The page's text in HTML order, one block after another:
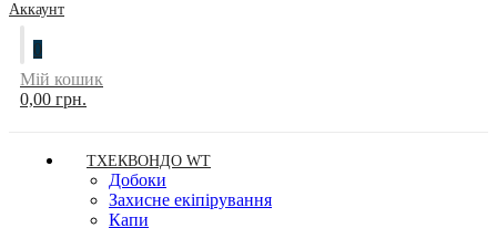
Аккаунт
0
Мій кошик
0,00 грн.
ТХЕКВОНДО WT
Добоки
Захисне екіпірування
Капи